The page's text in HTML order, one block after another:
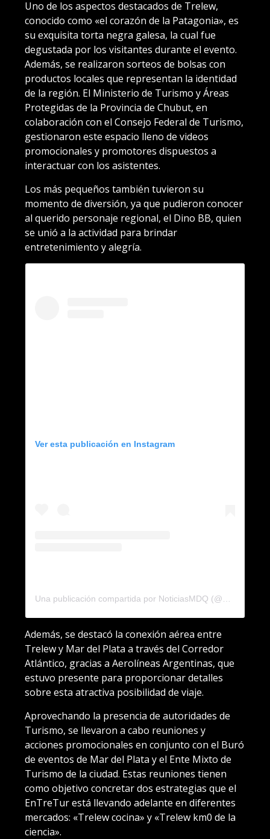
Uno de los aspectos destacados de Trelew,
conocido como «el corazón de la Patagonia», es
su exquisita torta negra galesa, la cual fue
degustada por los visitantes durante el evento.
Además, se realizaron sorteos de bolsas con
productos locales que representan la identidad
de la región. El Ministerio de Turismo y Áreas
Protegidas de la Provincia de Chubut, en
colaboración con el Consejo Federal de Turismo,
gestionaron este espacio lleno de videos
promocionales y promotores dispuestos a
interactuar con los asistentes.
Los más pequeños también tuvieron su
momento de diversión, ya que pudieron conocer
al querido personaje regional, el Dino BB, quien
se unió a la actividad para brindar
entretenimiento y alegría.
Ver esta publicación en Instagram
Además, se destacó la conexión aérea entre
Trelew y Mar del Plata a través del Corredor
Atlántico, gracias a Aerolíneas Argentinas, que
estuvo presente para proporcionar detalles
sobre esta atractiva posibilidad de viaje.
Aprovechando la presencia de autoridades de
Turismo, se llevaron a cabo reuniones y
acciones promocionales en conjunto con el Buró
de eventos de Mar del Plata y el Ente Mixto de
Turismo de la ciudad. Estas reuniones tienen
como objetivo concretar dos estrategias que el
EnTreTur está llevando adelante en diferentes
mercados: «Trelew cocina» y «Trelew km0 de la
ciencia».